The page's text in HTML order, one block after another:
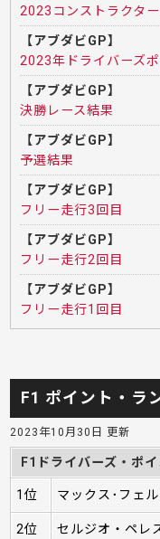
2023コンストラクタ
【アブダビGP】
2023年ドライバーズ
【アブダビGP】
決勝レース結果
【アブダビGP】
予選結果
【アブダビGP】
フリー走行3回目
【アブダビGP】
フリー走行2回目
【アブダビGP】
フリー走行1回目
F1 ポイント・ラ
2023年10月30日 更新
F1ドライバーズ・ポイ
1位 マックス･フェ
2位 セルジオ・ペレ